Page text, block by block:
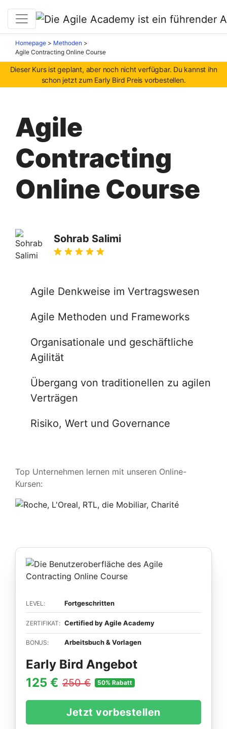
Homepage > Methoden >
Agile Contracting Online Course
Dieser Kurs ist geplant, aber noch nicht verfügbar. Du kannst ihn
schon jetzt zum Early Bird Preis vorbestellen.
LEVEL: Fortgeschritten
ZERTIFIKAT: Certified by Agile Academy
BONUS: Arbeitsbuch & Vorlagen
Early Bird Angebot
125 € 250 € 50% Rabatt
Jetzt vorbestellen
Agile
Contracting
Online Course
Sohrab Salimi
Agile Denkweise im Vertragswesen
Agile Methoden und Frameworks
Organisationale und geschäftliche
Agilität
Übergang von traditionellen zu agilen
Verträgen
Risiko, Wert und Governance
Top Unternehmen lernen mit unseren Online-
Kursen: